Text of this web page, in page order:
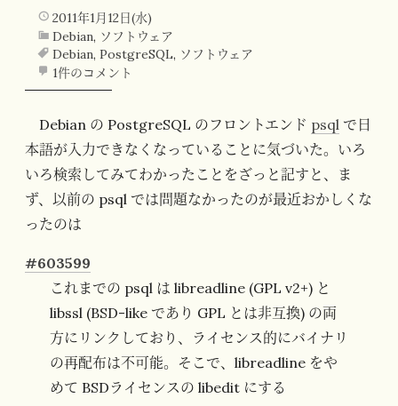
2011年1月12日(水)
Debian, ソフトウェア
Debian, PostgreSQL, ソフトウェア
1件のコメント
Debian の PostgreSQL のフロントエンド psql で日
本語が入力できなくなっていることに気づいた。いろ
いろ検索してみてわかったことをざっと記すと、ま
ず、以前の psql では問題なかったのが最近おかしくな
ったのは
#603599
これまでの psql は libreadline (GPL v2+) と
libssl (BSD-like であり GPL とは非互換) の両
方にリンクしており、ライセンス的にバイナリ
の再配布は不可能。そこで、libreadline をや
めて BSDライセンスの libedit にする